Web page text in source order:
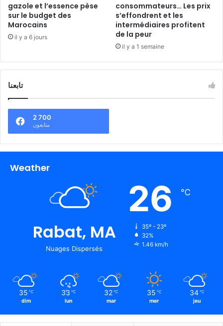
gazole et l’essence pèse
sur le budget des
Marocains
il y a 6 jours
consommateurs… Les prix
s’effondrent et les
intermédiaires profitent
de la peur
il y a 1 semaine
تابعنا
2 700
متابعون
Weather
Rabat, MA
Nuages Dispersés
26 ℃
35º - 23º
32%
1.46 km/h
35 ℃
dim
33 ℃
lun
32 ℃
mar
35 ℃
mer
34 ℃
jeu